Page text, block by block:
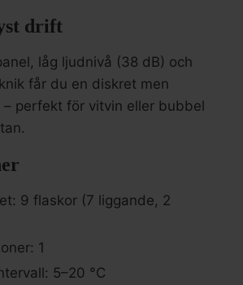
drift
låg ljudnivå (38 dB) och
får du en diskret men
perfekt för vitvin eller bubbel
9 flaskor (7 liggande, 2
1
5–20 °C